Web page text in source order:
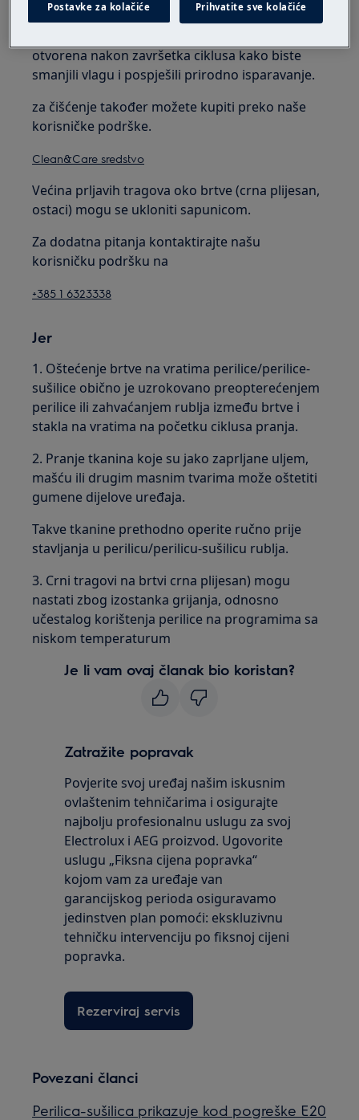
Preporučuju se redovita pranje i održavanje
otvorena nakon završetka ciklusa kako biste
smanjili vlagu i pospješili prirodno isparavanje.
za čišćenje također možete kupiti preko naše
korisničke podrške.
Clean&Care sredstvo
Većina prljavih tragova oko brtve (crna plijesan,
ostaci) mogu se ukloniti sapunicom.
Za dodatna pitanja kontaktirajte našu
korisničku podršku na
+385 1 6323338
Jer
1. Oštećenje brtve na vratima perilice/perilice-
sušilice obično je uzrokovano preopterećenjem
perilice ili zahvaćanjem rublja između brtve i
stakla na vratima na početku ciklusa pranja.
2. Pranje tkanina koje su jako zaprljane uljem,
mašću ili drugim masnim tvarima može oštetiti
gumene dijelove uređaja.
Takve tkanine prethodno operite ručno prije
stavljanja u perilicu/perilicu-sušilicu rublja.
3. Crni tragovi na brtvi crna plijesan) mogu
nastati zbog izostanka grijanja, odnosno
učestalog korištenja perilice na programima sa
niskom temperaturum
Je li vam ovaj članak bio koristan?
Zatražite popravak
Povjerite svoj uređaj našim iskusnim
ovlaštenim tehničarima i osigurajte
najbolju profesionalnu uslugu za svoj
Electrolux i AEG proizvod. Ugovorite
uslugu „Fiksna cijena popravka“
kojom vam za uređaje van
garancijskog perioda osiguravamo
jedinstven plan pomoći: ekskluzivnu
tehničku intervenciju po fiksnoj cijeni
popravka.
Rezerviraj servis
Povezani članci
Perilica-sušilica prikazuje kod pogreške E20
Postavke za kolačiće Prihvatite sve kolačiće